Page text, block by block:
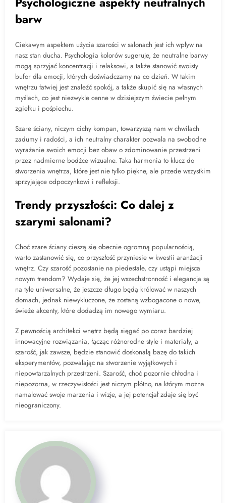
barw
Ciekawym aspektem użycia szarości w salonach jest ich wpływ na
nasz stan ducha. Psychologia kolorów sugeruje, że neutralne barwy
mogą sprzyjać koncentracji i relaksowi, a także stanowić swoisty
bufor dla emocji, których doświadczamy na co dzień. W takim
wnętrzu łatwiej jest znaleźć spokój, a także skupić się na własnych
myślach, co jest niezwykle cenne w dzisiejszym świecie pełnym
zgiełku i pośpiechu.
Szare ściany, niczym cichy kompan, towarzyszą nam w chwilach
zadumy i radości, a ich neutralny charakter pozwala na swobodne
wyrażanie swoich emocji bez obaw o zdominowanie przestrzeni
przez nadmierne bodźce wizualne. Taka harmonia to klucz do
stworzenia wnętrza, które jest nie tylko piękne, ale przede wszystkim
sprzyjające odpoczynkowi i refleksji.
Trendy przyszłości: Co dalej z
szarymi salonami?
Choć szare ściany cieszą się obecnie ogromną popularnością,
warto zastanowić się, co przyszłość przyniesie w kwestii aranżacji
wnętrz. Czy szarość pozostanie na piedestale, czy ustąpi miejsca
nowym trendom? Wydaje się, że jej wszechstronność i elegancja są
na tyle uniwersalne, że jeszcze długo będą królować w naszych
domach, jednak niewykluczone, że zostaną wzbogacone o nowe,
świeże akcenty, które dodadzą im nowego wymiaru.
Z pewnością architekci wnętrz będą sięgać po coraz bardziej
innowacyjne rozwiązania, łącząc różnorodne style i materiały, a
szarość, jak zawsze, będzie stanowić doskonałą bazę do takich
eksperymentów, pozwalając na stworzenie wyjątkowych i
niepowtarzalnych przestrzeni. Szarość, choć pozornie chłodna i
niepozorna, w rzeczywistości jest niczym płótno, na którym można
namalować swoje marzenia i wizje, a jej potencjał zdaje się być
nieograniczony.